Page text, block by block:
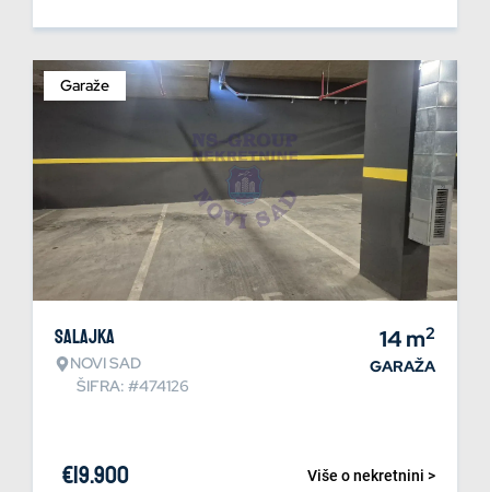
Garaže
Salajka
NOVI SAD
ŠIFRA: #474126
14m2
GARAŽA
Više o nekretnini >
€19.900